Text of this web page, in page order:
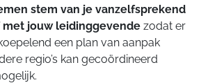
stem van je vanzelfsprekend
met jouw leidinggevende zodat er
een plan van aanpak
regio’s kan gecoördineerd